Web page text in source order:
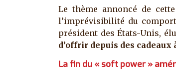
Le thème annoncé de
l’imprévisibilité du
président des États-Unis,
d’offrir depuis des
La fin du « soft power »